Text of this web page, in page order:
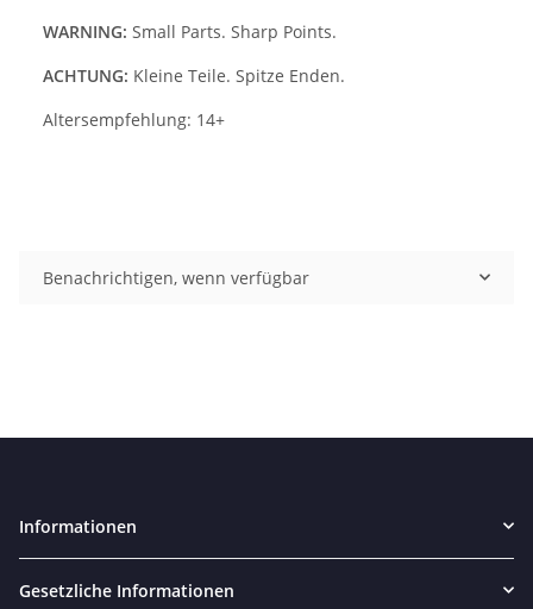
WARNING: Small Parts. Sharp Points.
ACHTUNG: Kleine Teile. Spitze Enden.
Altersempfehlung: 14+
Benachrichtigen, wenn verfügbar
Informationen
Gesetzliche Informationen